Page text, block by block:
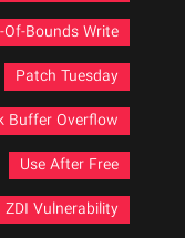
Out-Of-Bounds Write
Patch Tuesday
Stack Buffer Overflow
Use After Free
ZDI Vulnerability